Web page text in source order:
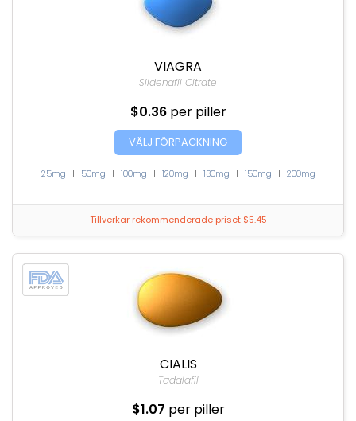
VIAGRA
Sildenafil Citrate
$0.36 per piller
VÄLJ FÖRPACKNING
25mg | 50mg | 100mg | 120mg | 130mg | 150mg | 200mg
Tillverkar rekommenderade priset $5.45
CIALIS
Tadalafil
$1.07 per piller